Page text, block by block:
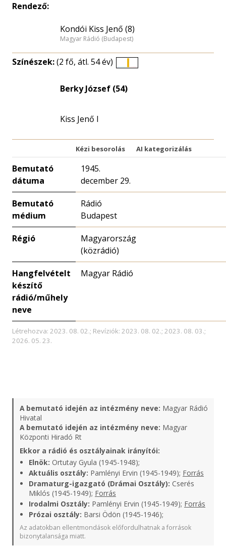
Rendező:
Kondói Kiss Jenő (8)
Magyar Rádió (Budapest)
Színészek:(2 fő, átl. 54 év)
eloszlás
Berky József (54)
Kiss Jenő I
Kézi besorolás AI kategorizálás
Bemutató
dátuma
1945.
december 29.
Bemutató
médium
Rádió
Budapest
Régió
Magyarország
(közrádió)
Hangfelvételt
készítő
rádió/műhely
neve
Magyar Rádió
Létrehozva: 2023. 08. 02.; Revíziók: 2023. 08. 02.; 2023. 08. 03.;
2026. 05. 23.
A bemutató idején az intézmény neve: Magyar Rádió
Hivatal
A bemutató idején az intézmény neve: Magyar
Központi Hiradó Rt
Ekkor a rádió és osztályainak irányítói:
Elnök: Ortutay Gyula (1945-1948);
Aktuális osztály: Pamlényi Ervin (1945-1949); Forrás
Dramaturg-igazgató (Drámai Osztály): Cserés
Miklós (1945-1949); Forrás
Irodalmi Osztály: Pamlényi Ervin (1945-1949); Forrás
Prózai osztály: Barsi Ödön (1945-1946);
Az adatokban ellentmondások előfordulhatnak a források
bizonytalansága miatt.